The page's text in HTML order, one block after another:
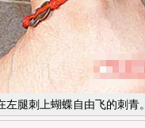
腿刺上蝴蝶自由飞的刺青。